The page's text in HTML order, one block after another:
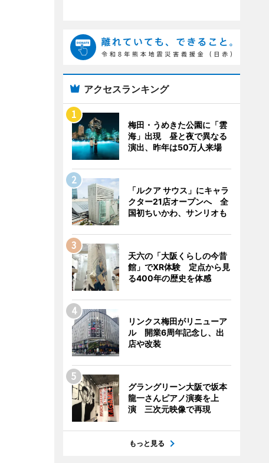
アクセスランキング
梅田・うめきた公園に「雲
海」出現 昼と夜で異なる
演出、昨年は50万人来場
「ルクア サウス」にキャラ
クター21店オープンへ 全
国初ちいかわ、サンリオも
天六の「大阪くらしの今昔
館」でXR体験 定点から見
る400年の歴史を体感
リンクス梅田がリニューア
ル 開業6周年記念し、出
店や改装
グラングリーン大阪で坂本
龍一さんピアノ演奏を上
演 三次元映像で再現
もっと見る